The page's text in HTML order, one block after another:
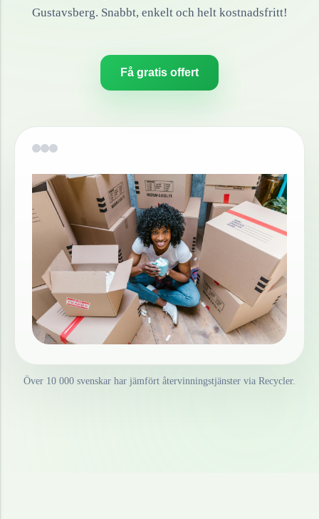
Gustavsberg. Snabbt, enkelt och helt kostnadsfritt!
Få gratis offert
Över 10 000 svenskar har jämfört återvinningstjänster via Recycler.